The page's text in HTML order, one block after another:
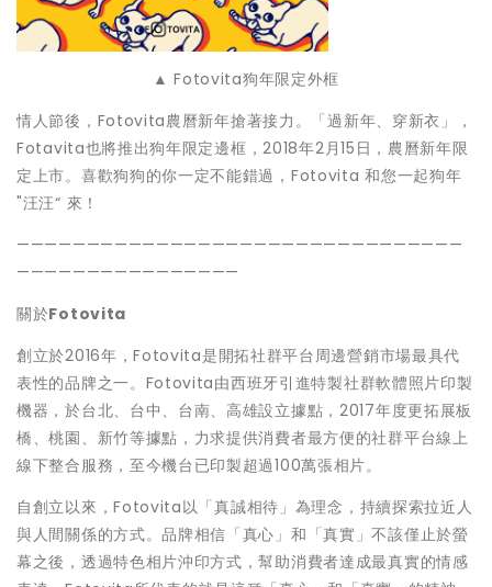
▲ Fotovita狗年限定外框
情人節後，Fotovita農曆新年搶著接力。「過新年、穿新衣」，
Fotavita也將推出狗年限定邊框，2018年2月15日，農曆新年限
定上市。喜歡狗狗的你一定不能錯過，Fotovita 和您一起狗年
"汪汪“ 來！
————————————————————————————————
————————————————
關於Fotovita
創立於2016年，Fotovita是開拓社群平台周邊營銷市場最具代
表性的品牌之一。Fotovita由西班牙引進特製社群軟體照片印製
機器，於台北、台中、台南、高雄設立據點，2017年度更拓展板
橋、桃園、新竹等據點，力求提供消費者最方便的社群平台線上
線下整合服務，至今機台已印製超過100萬張相片。
自創立以來，Fotovita以「真誠相待」為理念，持續探索拉近人
與人間關係的方式。品牌相信「真心」和「真實」不該僅止於螢
幕之後，透過特色相片沖印方式，幫助消費者達成最真實的情感